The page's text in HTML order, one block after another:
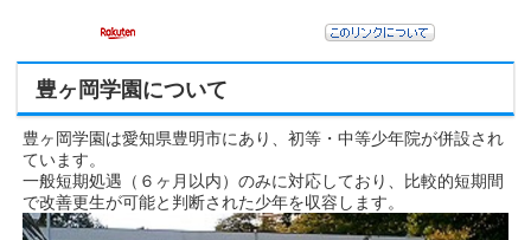
豊ヶ岡学園について
豊ヶ岡学園は愛知県豊明市にあり、初等・中等少年院が併設され
ています。
一般短期処遇（６ヶ月以内）のみに対応しており、比較的短期間
で改善更生が可能と判断された少年を収容します。